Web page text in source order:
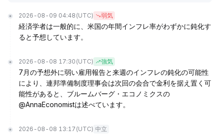
2026-08-09 04:48 (UTC) 弱気
経済学者は一般的に、米国の年間インフレ率がわずかに鈍化す
ると予想しています。
2026-08-08 17:30 (UTC) 強気
7月の予想外に弱い雇用報告と来週のインフレの鈍化の可能性
により、連邦準備制度理事会は次回の会合で金利を据え置く可
能性があると、ブルームバーグ・エコノミクスの
@AnnaEconomistは述べています。
2026-08-08 13:17 (UTC) 中立